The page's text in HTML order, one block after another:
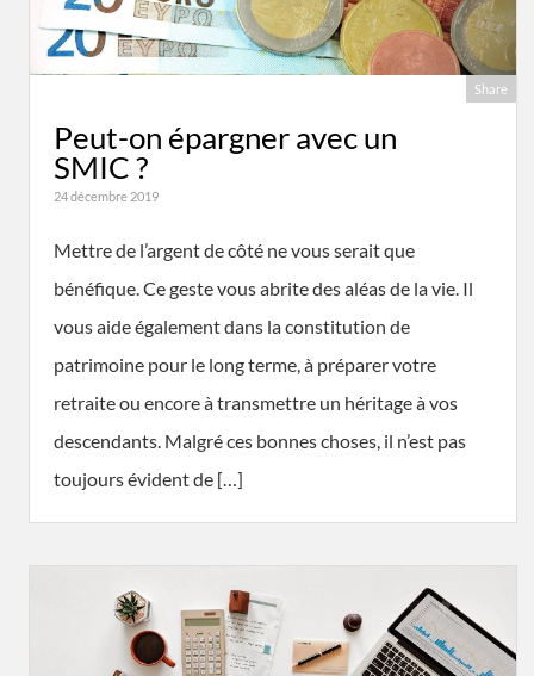
Share
Peut-on épargner avec un
SMIC ?
24 décembre 2019
Mettre de l’argent de côté ne vous serait que
bénéfique. Ce geste vous abrite des aléas de la vie. Il
vous aide également dans la constitution de
patrimoine pour le long terme, à préparer votre
retraite ou encore à transmettre un héritage à vos
descendants. Malgré ces bonnes choses, il n’est pas
toujours évident de […]